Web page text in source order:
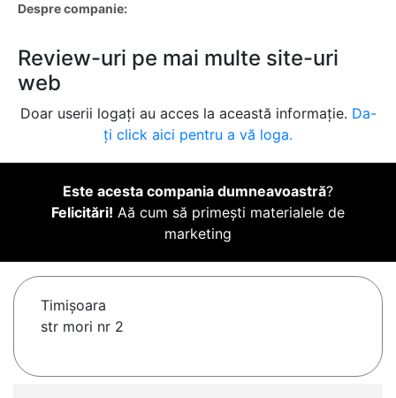
Despre companie:
Review-uri pe mai multe site-uri
web
Doar userii logați au acces la această informație. Da-
ți click aici pentru a vă loga.
Este acesta compania dumneavoastră?
Felicitări! Aă cum să primești materialele de
marketing
Timişoara
str mori nr 2